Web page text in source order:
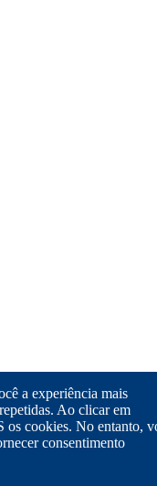
a experiência mais
Ao clicar em
cookies. No entanto,
consentimento